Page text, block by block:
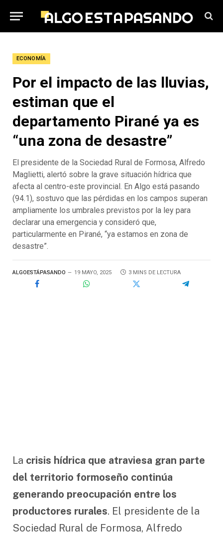
ECONOMÍA
Por el impacto de las lluvias,
estiman que el
departamento Pirané ya es
“una zona de desastre”
El presidente de la Sociedad Rural de Formosa, Alfredo
Maglietti, alertó sobre la grave situación hídrica que
afecta al centro-este provincial. En Algo está pasando
(94.1), sostuvo que las pérdidas en los campos superan
ampliamente los umbrales previstos por la ley para
declarar una emergencia y consideró que,
particularmente en Pirané, “ya estamos en zona de
desastre”.
ALGOESTÁPASANDO 19 MAYO, 2025 3 MINS DE LECTURA
La crisis hídrica que atraviesa gran parte
del territorio formoseño continúa
generando preocupación entre los
productores rurales. El presidente de la
Sociedad Rural de Formosa, Alfredo